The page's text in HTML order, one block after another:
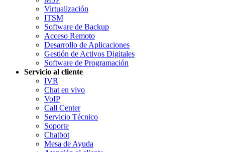
Virtualización
ITSM
Software de Backup
Acceso Remoto
Desarrollo de Aplicaciones
Gestión de Activos Digitales
Software de Programación
Servicio al cliente
IVR
Chat en vivo
VoIP
Call Center
Servicio Técnico
Soporte
Chatbot
Mesa de Ayuda